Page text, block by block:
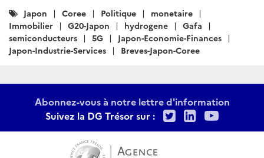
Catégories
:
Japon Coree Politique
monetaire
Immobilier
G20-Japon hydrogene
Gafa
semiconducteurs
5G
Japon-Economie-Finances
Japon-Industrie-Services
Breves-Japon-Coree
Abonnez-vous à notre lettre d'information
Suivez la DG Trésor sur :
TwitterLinkedIn